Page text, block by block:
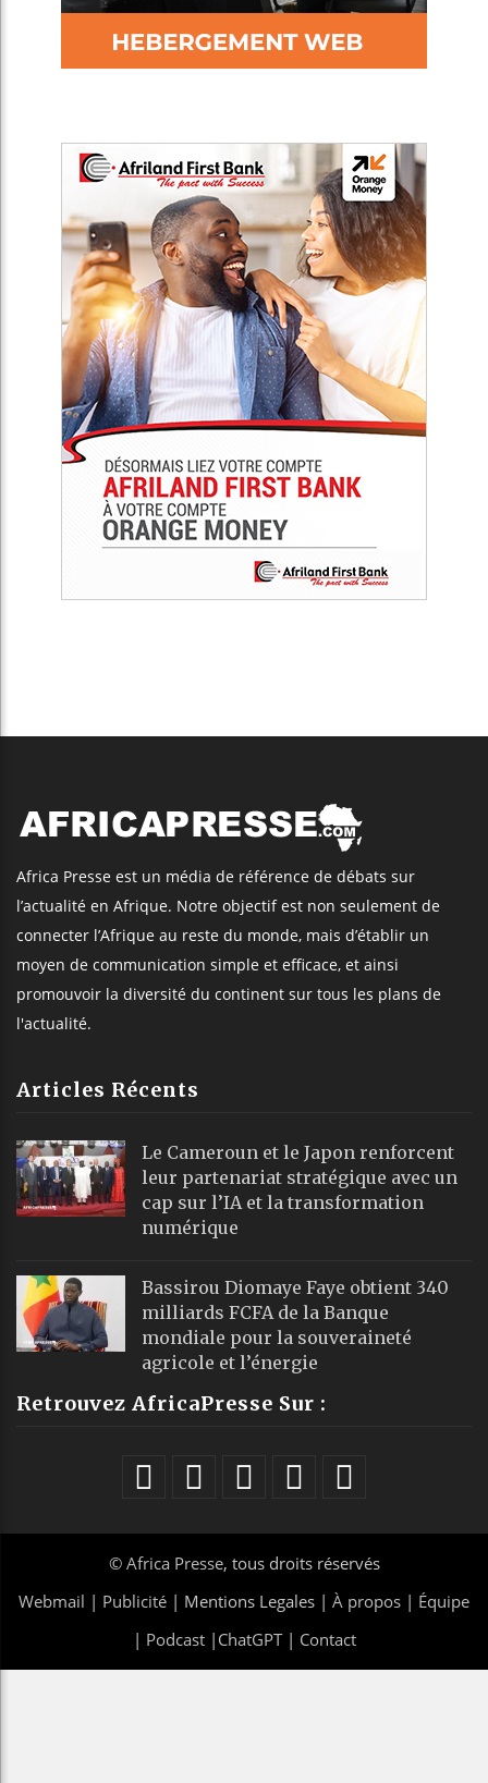
Africa Presse est un média de référence de débats sur
l’actualité en Afrique. Notre objectif est non seulement de
connecter l’Afrique au reste du monde, mais d’établir un
moyen de communication simple et efficace, et ainsi
promouvoir la diversité du continent sur tous les plans de
l'actualité.
Articles Récents
Le Cameroun et le Japon renforcent
leur partenariat stratégique avec un
cap sur l’IA et la transformation
numérique
Bassirou Diomaye Faye obtient 340
milliards FCFA de la Banque
mondiale pour la souveraineté
agricole et l’énergie
Retrouvez AfricaPresse Sur :
© Africa Presse, tous droits réservés
Webmail | Publicité | Mentions Legales | À propos | Équipe
| Podcast| ChatGPT| Contact